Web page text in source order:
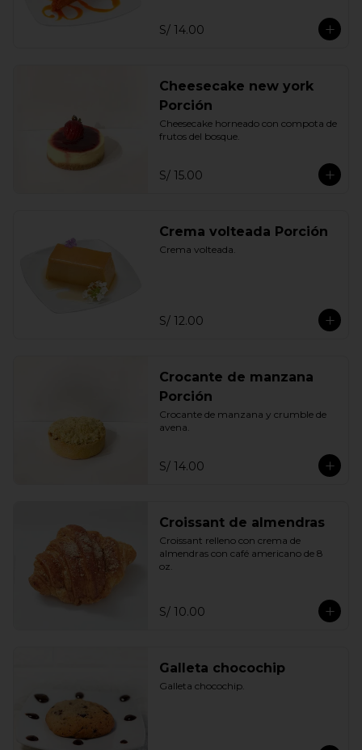
S/ 14.00
Cheesecake new york
Porción
Cheesecake horneado con compota de
frutos del bosque.
S/ 15.00
Crema volteada Porción
Crema volteada.
S/ 12.00
Crocante de manzana
Porción
Crocante de manzana y crumble de
avena.
S/ 14.00
Croissant de almendras
Croissant relleno con crema de
almendras con café americano de 8
oz.
S/ 10.00
Galleta chocochip
Galleta chocochip.